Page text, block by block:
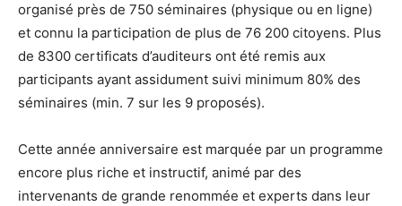
organisé près de 750 séminaires (physique ou en ligne)
et connu la participation de plus de 76 200 citoyens. Plus
de 8300 certificats d’auditeurs ont été remis aux
participants ayant assidument suivi minimum 80% des
séminaires (min. 7 sur les 9 proposés).
Cette année anniversaire est marquée par un programme
encore plus riche et instructif, animé par des
intervenants de grande renommée et experts dans leur